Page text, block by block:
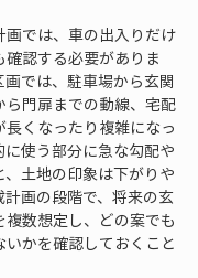
画では、車の出入りだけ
認する必要がありま
では、駐車場から玄関
ら門扉までの動線、宅配
くなったり複雑になっ
使う部分に急な勾配や
土地の印象は下がりや
画の段階で、将来の玄
数想定し、どの案でも
かを確認しておくこと